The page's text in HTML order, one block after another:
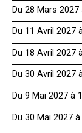
Du 28 Mars
Du 11 Avril 2027
Du 18 Avril 2027
Du 30 Avril 2027
Du 9 Mai 2027 à
Du 30 Mai 2027